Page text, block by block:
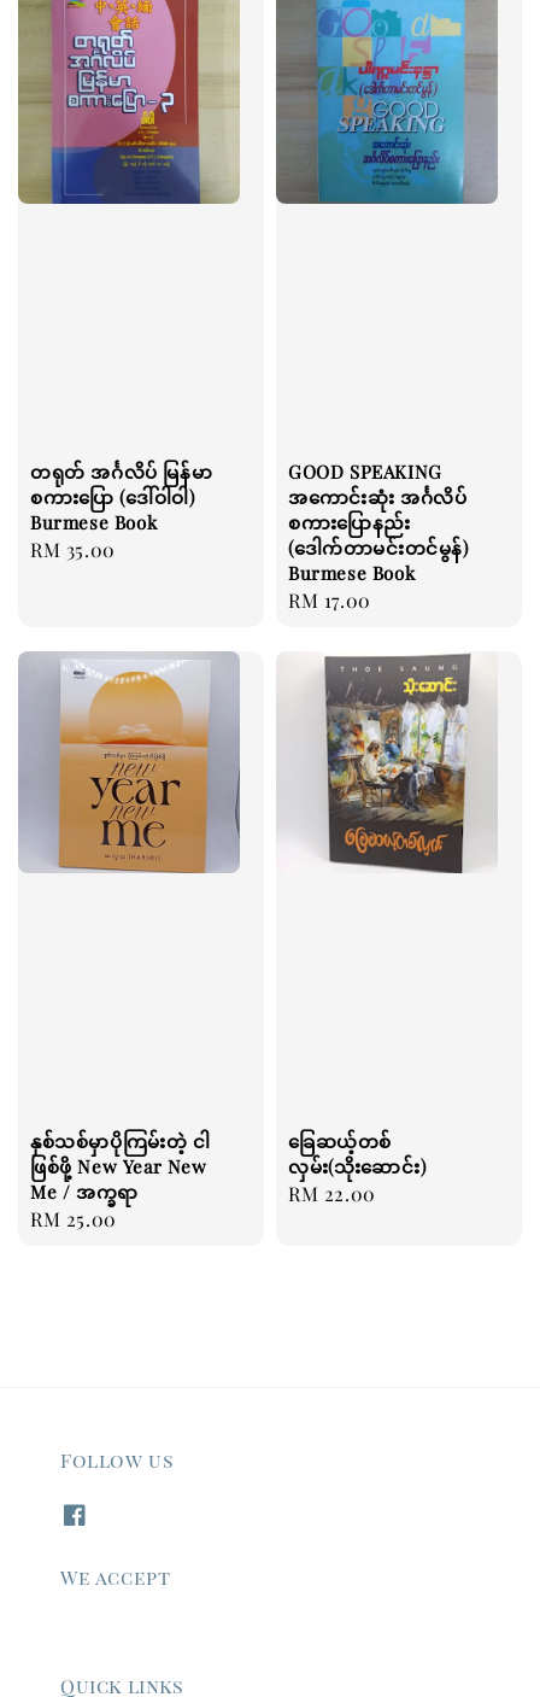
တရုတ် အင်္ဂလိပ် မြန်မာ
စကားပြော (ဒေါ်ဝါဝါ)
Burmese Book
Regular
RM 35.00
GOOD SPEAKING
အကောင်းဆုံး အင်္ဂလိပ်
စကားပြောနည်း
(ဒေါက်တာမင်းတင်မွန်)
Burmese Book
Regular
RM 17.00
နှစ်သစ်မှာပိုကြမ်းတဲ့ ငါ
ဖြစ်ဖို့ New Year New
Me / အက္ခရာ
Regular
RM 25.00
ခြေဆယ့်တစ်
လှမ်း(သိုးဆောင်း)
Regular
RM 22.00
Follow us
We accept
Quick links